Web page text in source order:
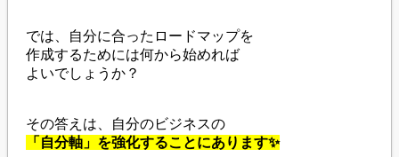
では、自分に合ったロードマップを
作成するためには何から始めれば
よいでしょうか？
その答えは、自分のビジネスの
「自分軸」を強化することにあります✨